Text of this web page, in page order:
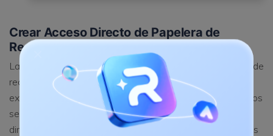
Crear Acceso Directo de Papelera de
Reciclaje en el Explorador de Archivos
La segunda solución sobre dónde encontrar la Papelera de
reciclaje implica acceder a su acceso directo en el
explorador. El Explorador de Windows está dividido en dos
secciones. El panel izquierdo tiene una lista de todos los
directorios de Windows y carpetas importantes, mientras